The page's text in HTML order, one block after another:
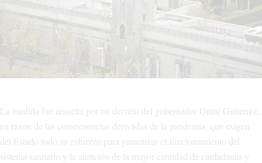
La medida fue resuelta por un decreto del gobernador Omar Gutiérrez,
en razón de las consecuencias derivadas de la pandemia, que exigen
del Estado todo su esfuerzo para garantizar el funcionamiento del
sistema sanitario y la atención de la mayor cantidad de ciudadanas y